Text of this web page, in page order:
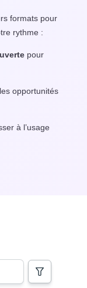
formats pour
rythme :
pour
opportunités
à l’usage